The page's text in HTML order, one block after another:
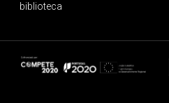
biblioteca